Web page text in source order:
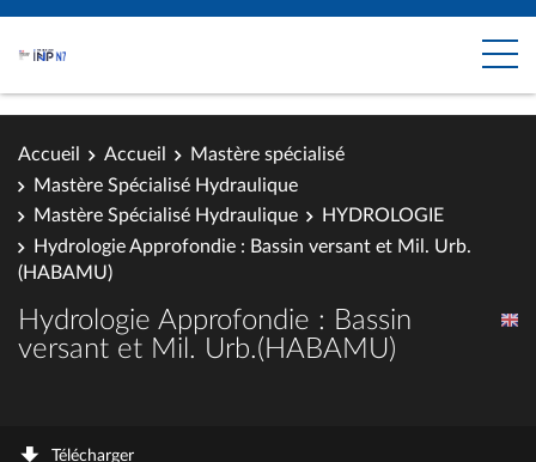
Accueil Accueil
Mastère spécialisé
Mastère Spécialisé Hydraulique
Mastère Spécialisé Hydraulique
HYDROLOGIE
Hydrologie Approfondie : Bassin versant et Mil. Urb.
(HABAMU)
Hydrologie Approfondie : Bassin
versant et Mil. Urb.(HABAMU)
Télécharger